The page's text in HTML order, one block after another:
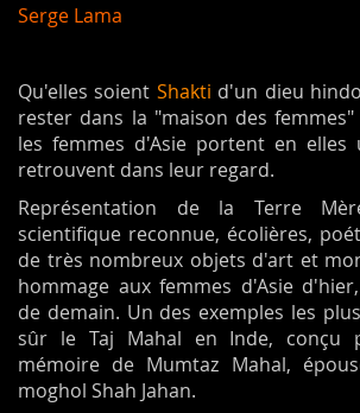
Serge Lama
Qu'elles soient Shakti d'un dieu
rester dans la "maison des femmes"
les femmes d'Asie portent en
retrouvent dans leur regard.
Représentation de la Terre
scientifique reconnue, écolières,
de très nombreux objets d'art et
hommage aux femmes d'Asie
de demain. Un des exemples les
sûr le Taj Mahal en Inde, conçu
mémoire de Mumtaz Mahal,
moghol Shah Jahan.